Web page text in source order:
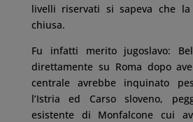
livelli riservati si sapeva che
chiusa.
Fu infatti merito jugoslavo:
direttamente su Roma dopo
centrale avrebbe inquinato
l’Istria ed Carso sloveno,
esistente di Monfalcone cui